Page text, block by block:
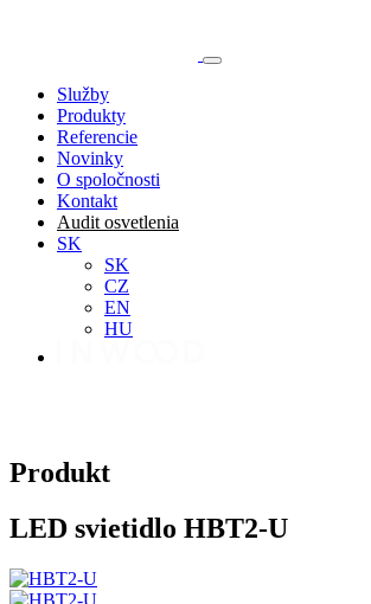
Služby
Produkty
Referencie
Novinky
O spoločnosti
Kontakt
Audit osvetlenia
SK
SK
CZ
EN
HU
Produkt
LED svietidlo HBT2-U